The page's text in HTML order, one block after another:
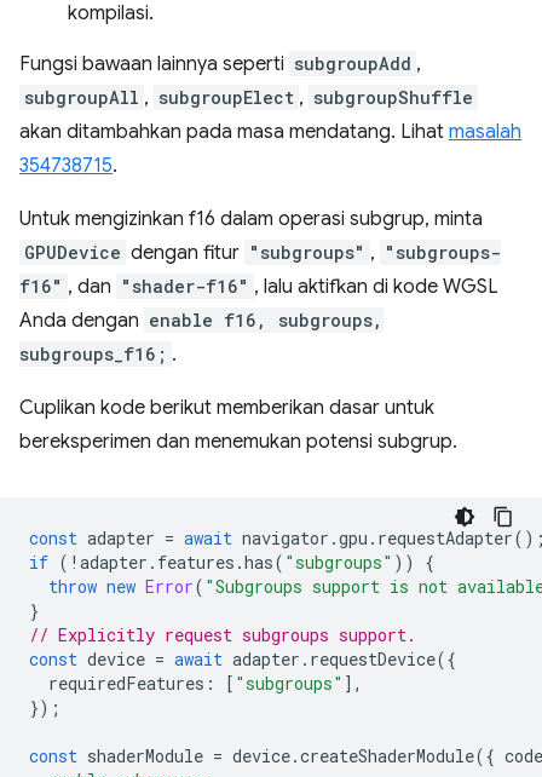
kompilasi.
Fungsi bawaan lainnya seperti subgroupAdd ,
subgroupAll , subgroupElect , subgroupShuffle
akan ditambahkan pada masa mendatang. Lihat masalah
354738715.
Untuk mengizinkan f16 dalam operasi subgrup, minta
GPUDevice dengan fitur "subgroups" , "subgroups-
f16" , dan "shader-f16" , lalu aktifkan di kode WGSL
Anda dengan enable f16, subgroups,
subgroups_f16; .
Cuplikan kode berikut memberikan dasar untuk
bereksperimen dan menemukan potensi subgrup.
const adapter = await navigator .gpu . requestAdapter
if ( ! adapter . features .has( "subgroups" ))
{
throw new Error( "Subgroups support is not
}
// Explicitly request subgroups support.
const device = await adapter . requestDevice({
requiredFeatures : [ "subgroups" ],
});
const shaderModule = device.createShaderModule({ code